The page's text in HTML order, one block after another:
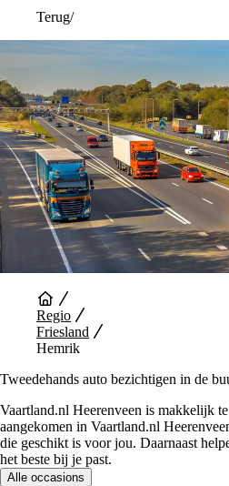
Terug/
Regio
Friesland
Hemrik
Tweedehands auto bezichtigen in de
Vaartland.nl Heerenveen is makkelijk
aangekomen in Vaartland.nl
die geschikt is voor jou. Daarnaast
het beste bij je past.
Alle occasions